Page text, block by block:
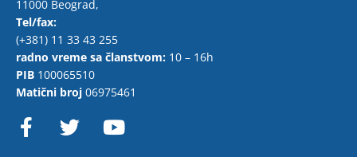
11000 Beograd,
Tel/fax:
(+381) 11 33 43 255
radno vreme sa članstvom: 10 – 16h
PIB 100065510
Matični broj 06975461
F
a w o